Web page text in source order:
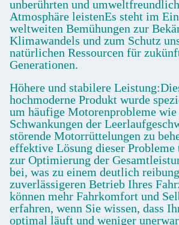
unberührten und
Atmosphäre leistenEs steht im
weltweiten Bemühungen zur
Klimawandels und zum Schutz
natürlichen Ressourcen für
Generationen.
Höhere und stabilere
hochmoderne Produkt wurde
um häufige Motorenprobleme
Schwankungen der
störende Motorrüttelungen zu
effektive Lösung dieser Probleme
zur Optimierung der
bei, was zu einem deutlich
zuverlässigeren Betrieb Ihres
können mehr Fahrkomfort und
erfahren, wenn Sie wissen, dass
optimal läuft und weniger